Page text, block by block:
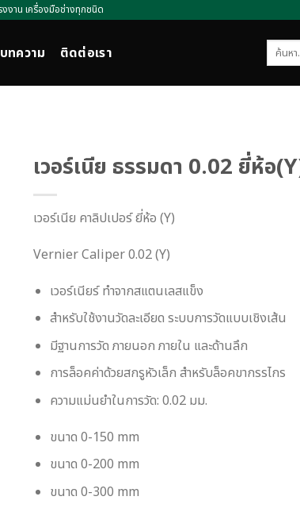
งาน เครื่องมือช่างทุกชนิด
บทความ ติดต่อเรา ค้นหา:
เวอร์เนีย ธรรมดา 0.02 ยี่ห้อ
เวอร์เนีย คาลิปเปอร์ ยี่ห้อ (Y)
Vernier Caliper 0.02 (Y)
เวอร์เนียร์ ทำจากสแตนเลสแข็ง
สำหรับใช้งานวัดละเอียด ระบบการวัดแบบเชิงเส้น
มีฐานการวัด ภายนอก ภายใน และด้านลึก
การล็อคค่าด้วยสกรูหัวเล็ก สำหรับล็อคขากรรไกร
ความแม่นยำในการวัด: 0.02 มม.
ขนาด 0-150 mm
ขนาด 0-200 mm
ขนาด 0-300 mm